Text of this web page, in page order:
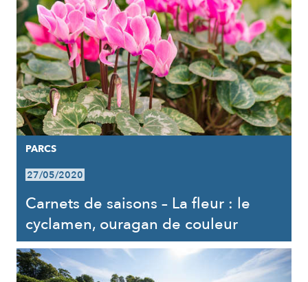
PARCS
27/05/2020
Carnets de saisons – La fleur : le
cyclamen, ouragan de couleur